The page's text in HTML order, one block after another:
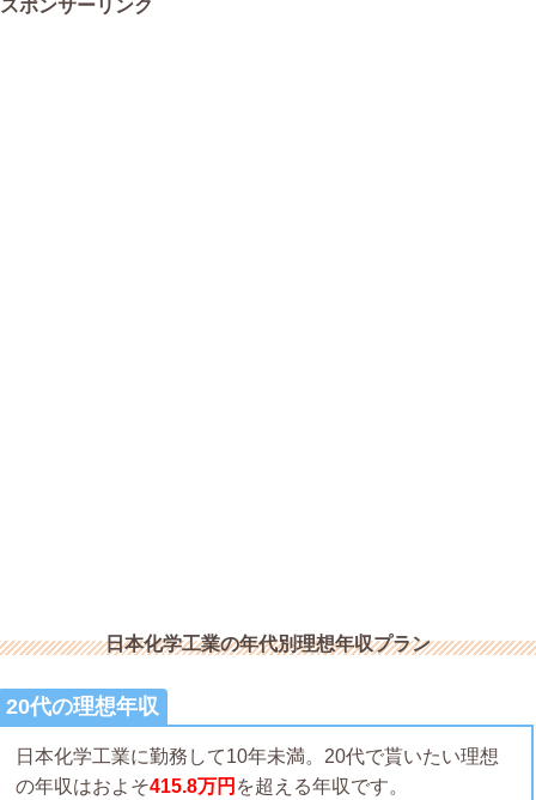
スポンサーリンク
日本化学工業の年代別理想年収プラン
20代の理想年収
日本化学工業に勤務して10年未満。20代で貰いたい理想
の年収はおよそ415.8万円 を超える年収です。